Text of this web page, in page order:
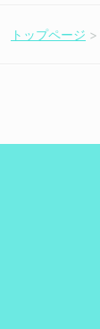
トップページ